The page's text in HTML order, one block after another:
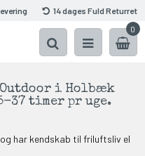
14 dages Fuld Returret
0
i Holbæk
37 timer pr uge.
har kendskab til friluftsliv el